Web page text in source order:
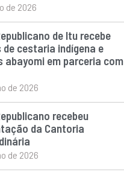
de 2026
de Itu recebe
cestaria indígena e
abayomi em parceria com
de 2026
recebeu
da Cantoria
de 2026